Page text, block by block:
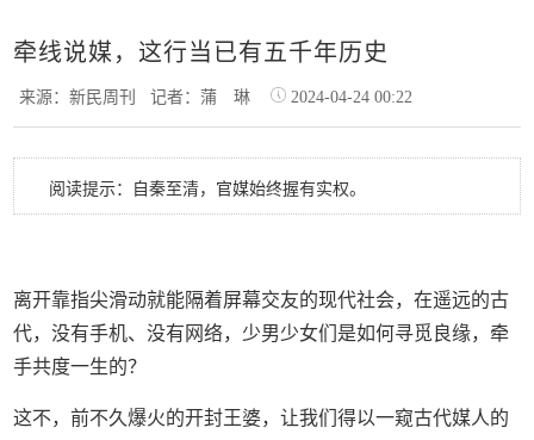
牵线说媒，这行当已有五千年历史
来源：新民周刊记者：蒲 琳 2024-04-24 00:22
阅读提示：自秦至清，官媒始终握有实权。
离开靠指尖滑动就能隔着屏幕交友的现代社会，在遥远的古
代，没有手机、没有网络，少男少女们是如何寻觅良缘，牵
手共度一生的？
这不，前不久爆火的开封王婆，让我们得以一窥古代媒人的